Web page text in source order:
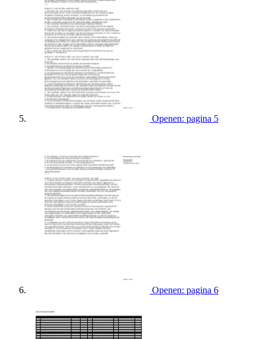
Openen: pagina 5
Openen: pagina 6